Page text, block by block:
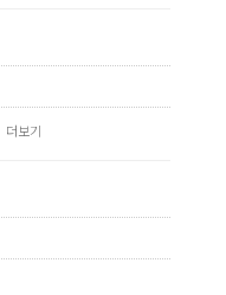
더보기